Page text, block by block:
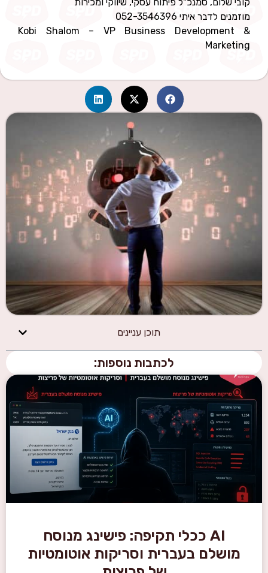
מוזמנים לדבר איתי 052-3546396
Kobi Shalom – VP Business Development &
Marketing
תוכן עניינים
לכתבות נוספות:
AI ככלי תקיפה: פישינג מנוסח
מושלם בעברית וסריקות אוטומטיות